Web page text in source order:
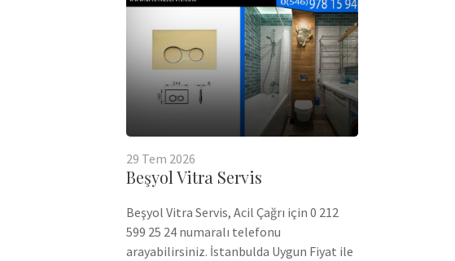
29 Tem 2026
Beşyol Vitra Servis
Beşyol Vitra Servis, Acil Çağrı için 0 212
599 25 24 numaralı telefonu
arayabilirsiniz. İstanbulda Uygun Fiyat ile